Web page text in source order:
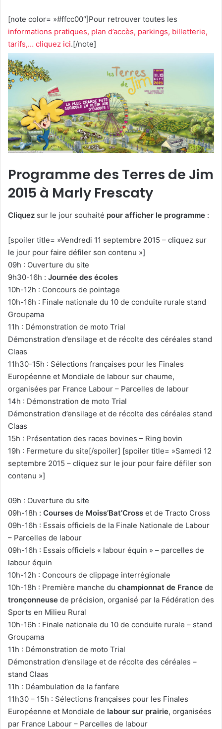
[note color= »#ffcc00″]Pour retrouver toutes les
informations pratiques, plan d’accès, parkings, billetterie,
tarifs,… cliquez ici.[/note]
Programme des Terres de Jim
2015 à Marly Frescaty
Cliquez sur le jour souhaité pour afficher le programme :
[spoiler title= »Vendredi 11 septembre 2015 – cliquez sur
le jour pour faire défiler son contenu »]
09h : Ouverture du site
9h30-16h : Journée des écoles
10h-12h : Concours de pointage
10h-16h : Finale nationale du 10 de conduite rurale stand
Groupama
11h : Démonstration de moto Trial
Démonstration d’ensilage et de récolte des céréales stand
Claas
11h30-15h : Sélections françaises pour les Finales
Européenne et Mondiale de labour sur chaume,
organisées par France Labour – Parcelles de labour
14h : Démonstration de moto Trial
Démonstration d’ensilage et de récolte des céréales stand
Claas
15h : Présentation des races bovines – Ring bovin
19h : Fermeture du site[/spoiler] [spoiler title= »Samedi 12
septembre 2015 – cliquez sur le jour pour faire défiler son
contenu »]
09h : Ouverture du site
09h-18h : Courses de Moiss’Bat’Cross et de Tracto Cross
09h-16h : Essais officiels de la Finale Nationale de Labour
– Parcelles de labour
09h-16h : Essais officiels « labour équin » – parcelles de
labour équin
10h-12h : Concours de clippage interrégionale
10h-18h : Première manche du championnat de France de
tronçonneuse de précision, organisé par la Fédération des
Sports en Milieu Rural
10h-16h : Finale nationale du 10 de conduite rurale – stand
Groupama
11h : Démonstration de moto Trial
Démonstration d’ensilage et de récolte des céréales –
stand Claas
11h : Déambulation de la fanfare
11h30 – 15h : Sélections françaises pour les Finales
Européenne et Mondiale de labour sur prairie, organisées
par France Labour – Parcelles de labour